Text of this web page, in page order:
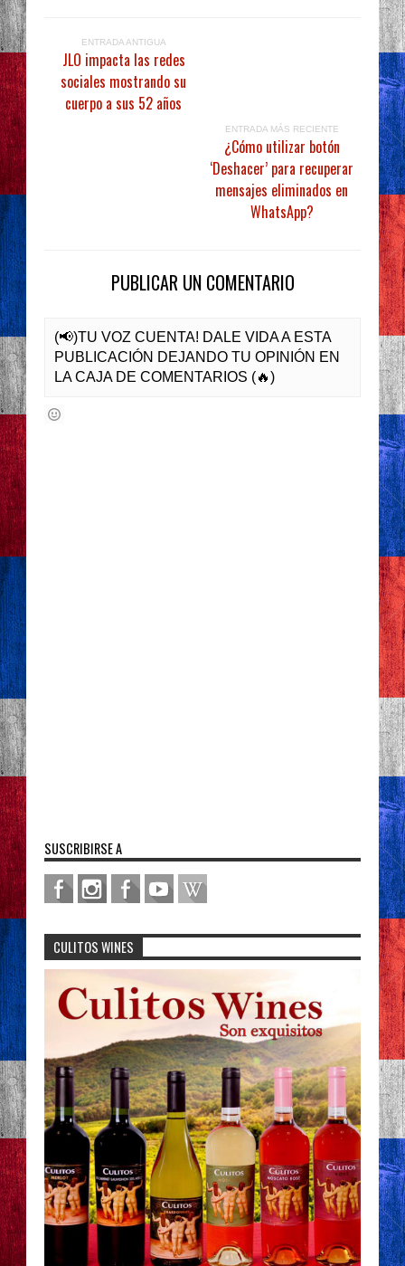
ENTRADA ANTIGUA
JLO impacta las redes
sociales mostrando su
cuerpo a sus 52 años
ENTRADA MÁS RECIENTE
¿Cómo utilizar botón
‘Deshacer’ para recuperar
mensajes eliminados en
WhatsApp?
PUBLICAR UN COMENTARIO
(📢)TU VOZ CUENTA! DALE VIDA A ESTA
PUBLICACIÓN DEJANDO TU OPINIÓN EN
LA CAJA DE COMENTARIOS (🔥)
SUSCRIBIRSE A
CULITOS WINES